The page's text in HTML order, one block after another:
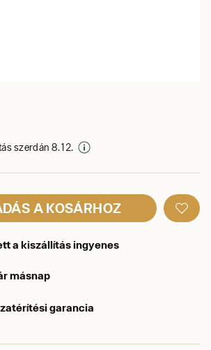
szerdán 8. 12.
A KOSÁRHOZ
a kiszállítás ingyenes
másnap
garancia